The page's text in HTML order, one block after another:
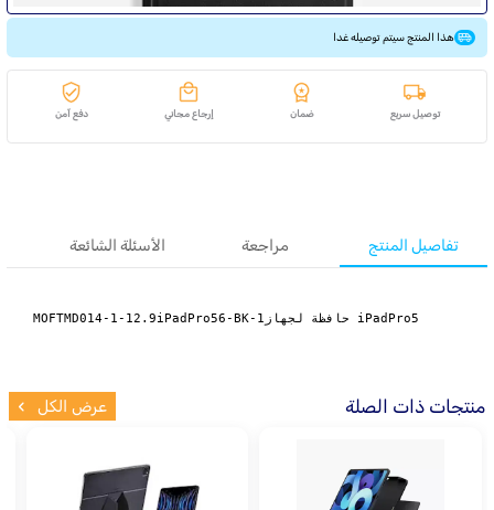
هذا المنتج سيتم توصيله غدا
توصيل سريع ضمان إرجاع مجاني دفع آمن
تفاصيل المنتج مراجعة الأسئلة الشائعة
MOFTMD014-1-12.9iPadPro56-BK-1حافظة لجهاز iPadPro5
منتجات ذات الصلة عرض الكل